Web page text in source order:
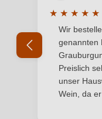
★ ★ ★ ★ ★
Wir
genannten
Preislich
unser
Wein, da er